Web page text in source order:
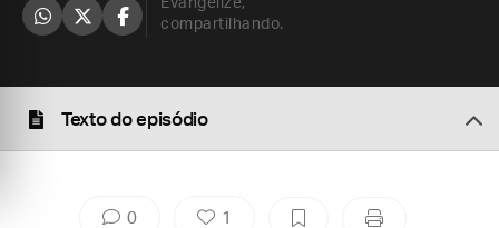
Evangelize,
compartilhando.
Texto do episódio
0 1